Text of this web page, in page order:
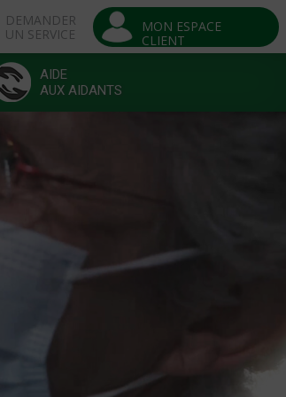
DEMANDER
UN SERVICE
MON ESPACE
CLIENT
AIDE
AUX AIDANTS